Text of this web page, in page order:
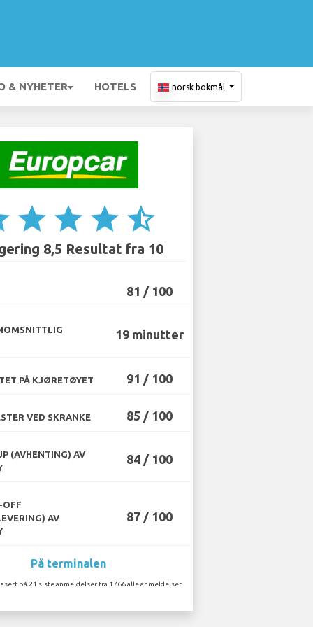
& NYHETER HOTELS norsk bokmål
star star star star_half
8,5 Resultat fra 10
81 / 100
19 minutter
PÅ KJØRETØYET 91 / 100
VED SKRANKE 85 / 100
(AVHENTING) AV
84 / 100
OFF
AV
87 / 100
På terminalen
på 21 siste anmeldelser fra 1766 alle anmeldelser.